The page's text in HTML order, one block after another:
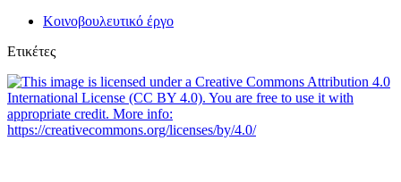
Κοινοβουλευτικό έργο
Ετικέτες